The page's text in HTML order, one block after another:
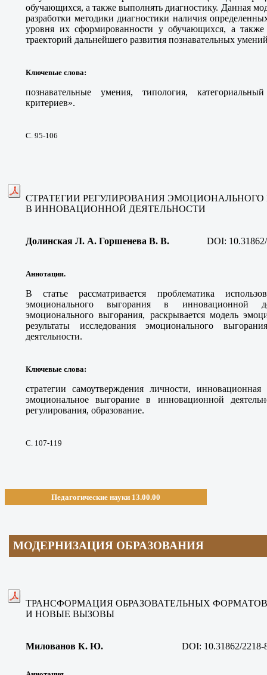
обучающихся, а также выполнять диагностику. Данная
разработки методики диагностики наличия
уровня их сформированности у обучающихся, а также
траекторий дальнейшего развития познавательных
Ключевые слова:
познавательные умения, типология,
критериев».
С. 95-106
СТРАТЕГИИ РЕГУЛИРОВАНИЯ
В ИННОВАЦИОННОЙ ДЕЯТЕЛЬНОСТИ
Долинская Л. А. Горшенева В. В. DOI:
Аннотация.
В статье рассматривается проблематика
эмоционального выгорания в инновационной
эмоционального выгорания, раскрывается модель
результаты исследования эмоционального
деятельности.
Ключевые слова:
стратегии самоутверждения личности, инновационная
эмоциональное выгорание в инновационной
регулирования, образование.
С. 107-119
Педагогические науки 13.00.00
МОДЕРНИЗАЦИЯ ОБРАЗОВАНИЯ
ТРАНСФОРМАЦИЯ ОБРАЗОВАТЕЛЬНЫХ
И НОВЫЕ ВЫЗОВЫ
Милованов К. Ю. DOI: 10.31862/2218-